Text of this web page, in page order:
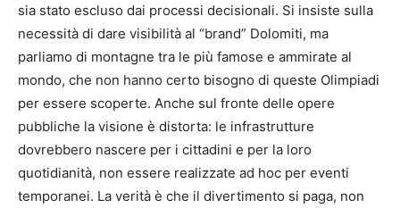
sia stato escluso dai processi decisionali. Si insiste sulla
necessità di dare visibilità al “brand” Dolomiti, ma
parliamo di montagne tra le più famose e ammirate al
mondo, che non hanno certo bisogno di queste Olimpiadi
per essere scoperte. Anche sul fronte delle opere
pubbliche la visione è distorta: le infrastrutture
dovrebbero nascere per i cittadini e per la loro
quotidianità, non essere realizzate ad hoc per eventi
temporanei. La verità è che il divertimento si paga, non